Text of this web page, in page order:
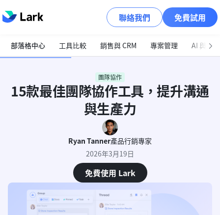
聯絡我們 免費試用
部落格中心 工具比較 銷售與 CRM 專案管理 AI 與自
團隊協作
15款最佳團隊協作工具，提升溝通
與生產力
Ryan Tanner產品行銷專家
2026年3月19日
免費使用 Lark